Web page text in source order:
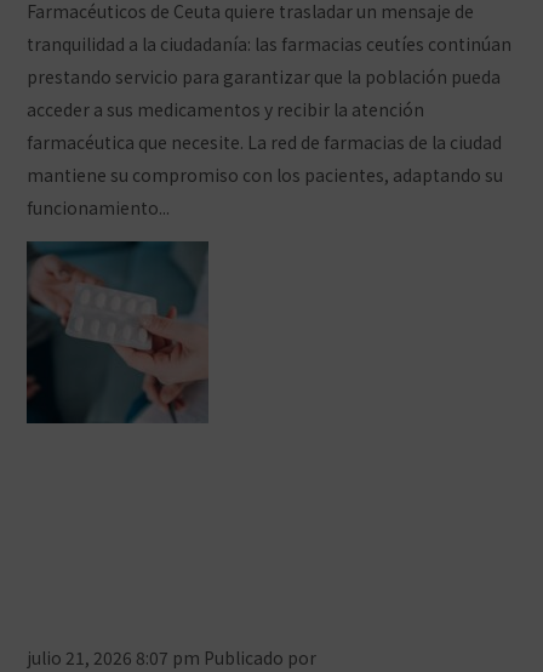
Farmacéuticos de Ceuta quiere trasladar un mensaje de
tranquilidad a la ciudadanía: las farmacias ceutíes continúan
prestando servicio para garantizar que la población pueda
acceder a sus medicamentos y recibir la atención
farmacéutica que necesite. La red de farmacias de la ciudad
mantiene su compromiso con los pacientes, adaptando su
funcionamiento...
julio 21, 2026 8:07 pm Publicado por